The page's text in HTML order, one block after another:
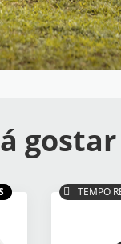
TEMPO